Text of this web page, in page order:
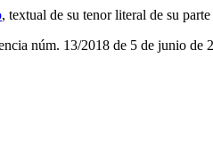
, textual de su tenor literal de su
núm. 13/2018 de 5 de junio